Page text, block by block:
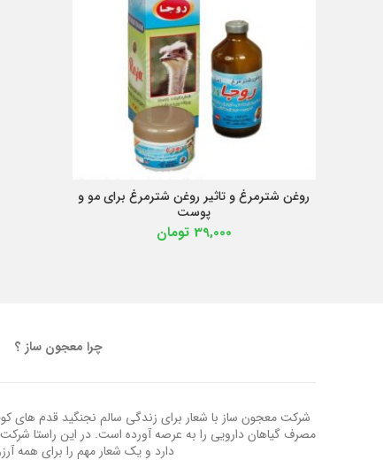
افزودن به سبد خرید
روغن شترمرغ و تاثیر روغن شترمرغ برای مو و
پوست
39,000 تومان
چرا معجون ساز ؟
شرکت معجون ساز با شعار برای زندگی سالم نجنگید قدم های
مصرف گیاهان دارویی را به عرصه آورده است. در این راستا
دارد و یک شعار مهم را برای همه